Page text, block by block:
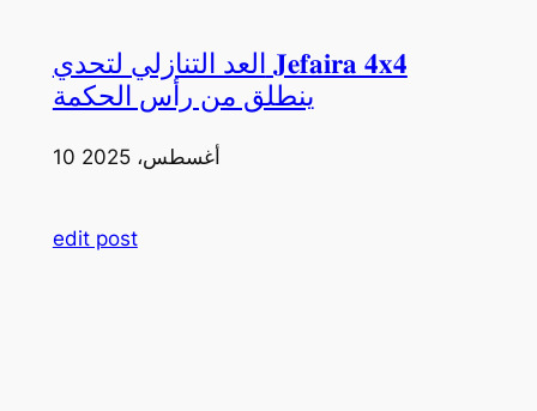
العد التنازلي لتحدي 𝐉𝐞𝐟𝐚𝐢𝐫𝐚 𝟒𝐱𝟒
ينطلق من رأس الحكمة
10 أغسطس، 2025
edit post